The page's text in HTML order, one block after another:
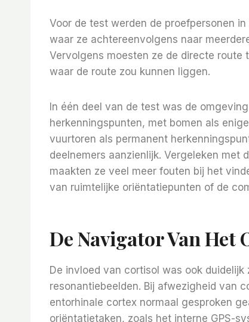
Voor de test werden de proefpersonen
waar ze achtereenvolgens naar
Vervolgens moesten ze de directe
waar de route zou kunnen liggen.
In één deel van de test was de
herkenningspunten, met bomen als
vuurtoren als permanent
deelnemers aanzienlijk. Vergeleken met
maakten ze veel meer fouten bij het
van ruimtelijke oriëntatiepunten of de
De Navigator Van Het
De invloed van cortisol was ook
resonantiebeelden. Bij afwezigheid van
entorhinale cortex normaal gesproken
oriëntatietaken, zoals het interne GPS-